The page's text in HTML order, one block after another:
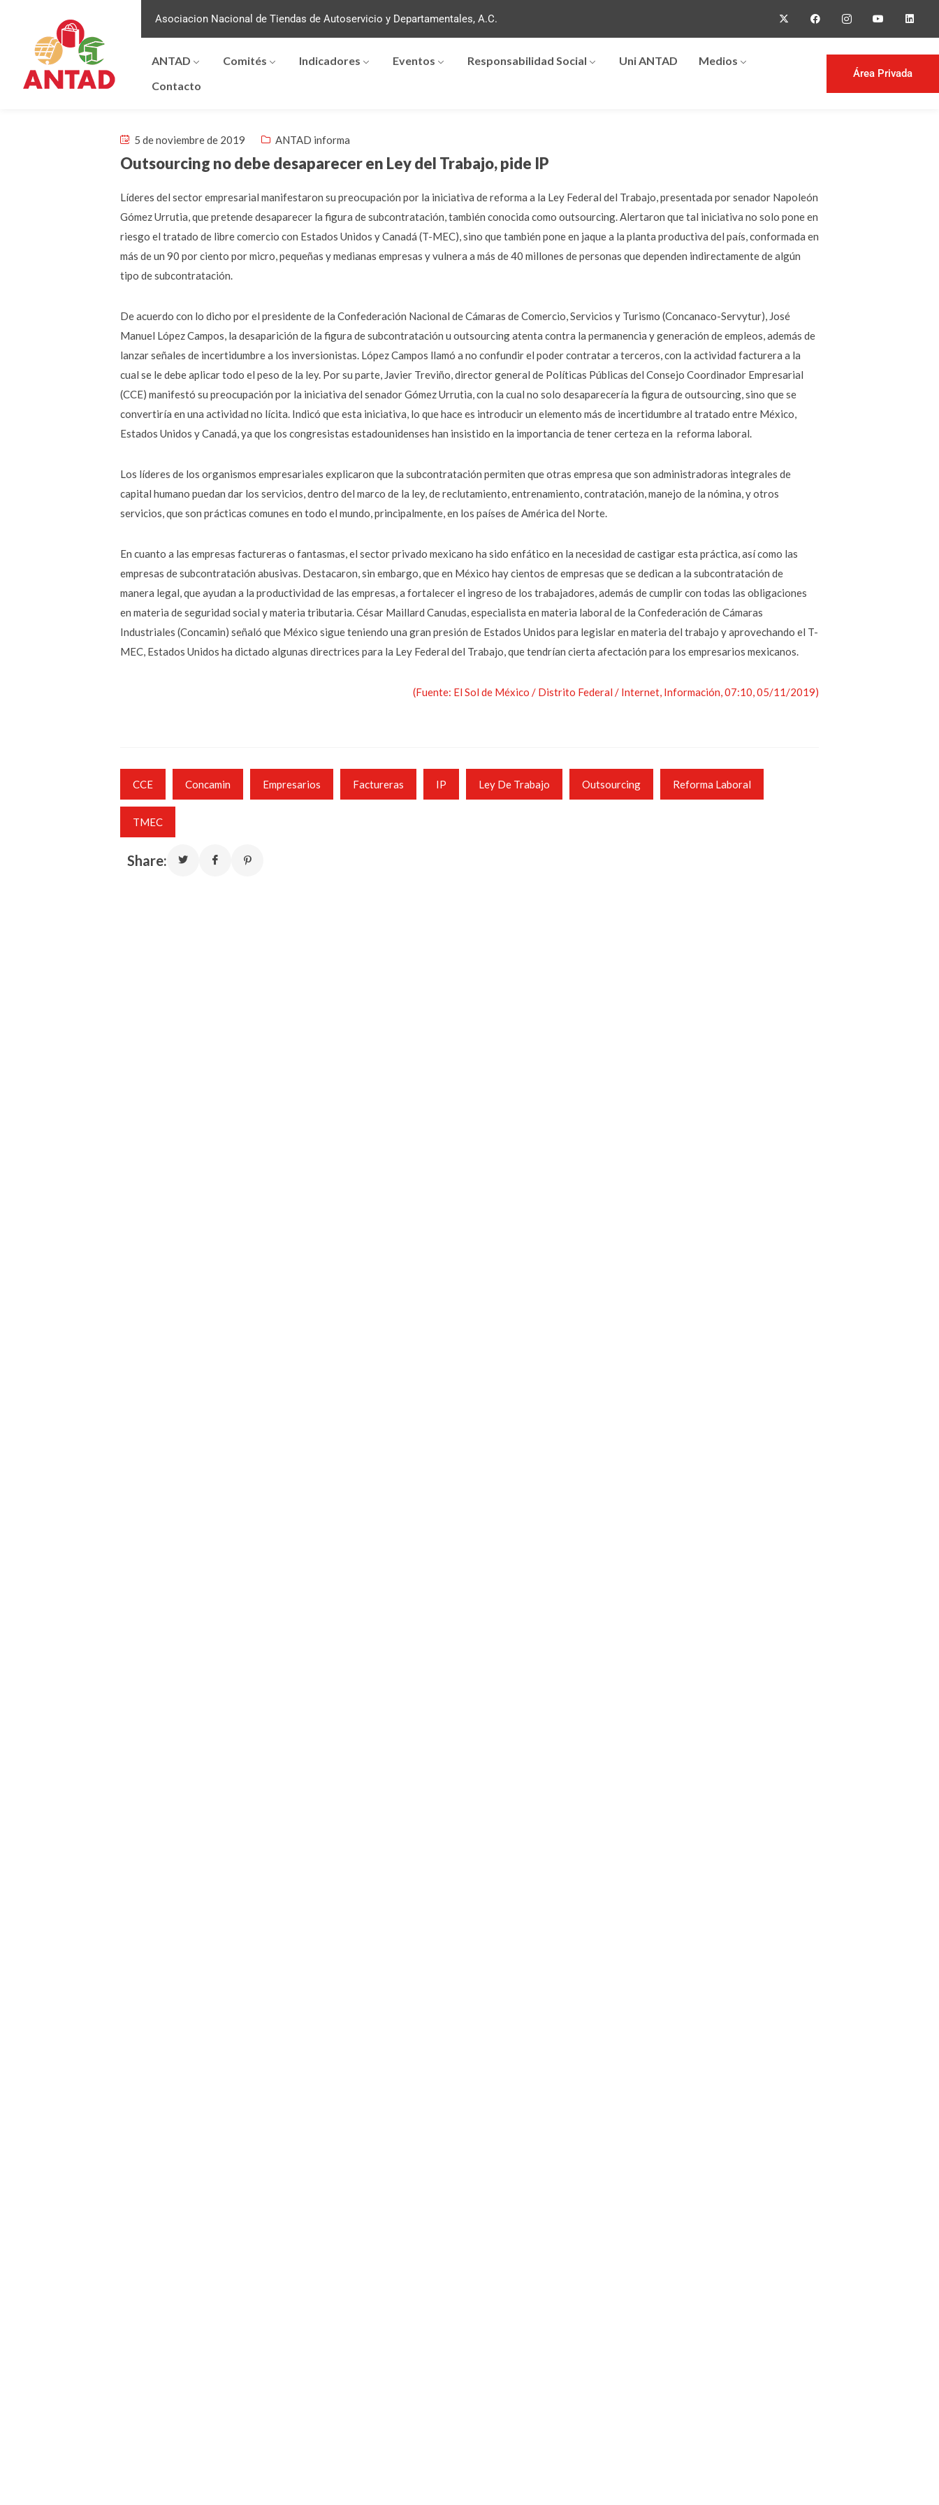
Asociacion Nacional de Tiendas de Autoservicio y Departamentales, A.C.
ANTAD Comités Indicadores Eventos Responsabilidad Social Uni ANTAD
Medios
Contacto
Área Privada
5 de noviembre de 2019 ANTAD informa
Outsourcing no debe desaparecer en Ley del Trabajo, pide IP
Líderes del sector empresarial manifestaron su preocupación por la iniciativa de reforma a la Ley Federal del Trabajo, presentada por senador Napoleón
Gómez Urrutia, que pretende desaparecer la figura de subcontratación, también conocida como outsourcing. Alertaron que tal iniciativa no solo pone en
riesgo el tratado de libre comercio con Estados Unidos y Canadá (T-MEC), sino que también pone en jaque a la planta productiva del país, conformada en
más de un 90 por ciento por micro, pequeñas y medianas empresas y vulnera a más de 40 millones de personas que dependen indirectamente de algún
tipo de subcontratación.
De acuerdo con lo dicho por el presidente de la Confederación Nacional de Cámaras de Comercio, Servicios y Turismo (Concanaco-Servytur), José
Manuel López Campos, la desaparición de la figura de subcontratación u outsourcing atenta contra la permanencia y generación de empleos, además de
lanzar señales de incertidumbre a los inversionistas. López Campos llamó a no confundir el poder contratar a terceros, con la actividad facturera a la
cual se le debe aplicar todo el peso de la ley. Por su parte, Javier Treviño, director general de Políticas Públicas del Consejo Coordinador Empresarial
(CCE) manifestó su preocupación por la iniciativa del senador Gómez Urrutia, con la cual no solo desaparecería la figura de outsourcing, sino que se
convertiría en una actividad no lícita. Indicó que esta iniciativa, lo que hace es introducir un elemento más de incertidumbre al tratado entre México,
Estados Unidos y Canadá, ya que los congresistas estadounidenses han insistido en la importancia de tener certeza en la reforma laboral.
Los líderes de los organismos empresariales explicaron que la subcontratación permiten que otras empresa que son administradoras integrales de
capital humano puedan dar los servicios, dentro del marco de la ley, de reclutamiento, entrenamiento, contratación, manejo de la nómina, y otros
servicios, que son prácticas comunes en todo el mundo, principalmente, en los países de América del Norte.
En cuanto a las empresas factureras o fantasmas, el sector privado mexicano ha sido enfático en la necesidad de castigar esta práctica, así como las
empresas de subcontratación abusivas. Destacaron, sin embargo, que en México hay cientos de empresas que se dedican a la subcontratación de
manera legal, que ayudan a la productividad de las empresas, a fortalecer el ingreso de los trabajadores, además de cumplir con todas las obligaciones
en materia de seguridad social y materia tributaria. César Maillard Canudas, especialista en materia laboral de la Confederación de Cámaras
Industriales (Concamin) señaló que México sigue teniendo una gran presión de Estados Unidos para legislar en materia del trabajo y aprovechando el T-
MEC, Estados Unidos ha dictado algunas directrices para la Ley Federal del Trabajo, que tendrían cierta afectación para los empresarios mexicanos.
(Fuente: El Sol de México / Distrito Federal / Internet, Información, 07:10, 05/11/2019)
CCE Concamin Empresarios Factureras IP Ley De Trabajo Outsourcing Reforma Laboral
TMEC
Share: